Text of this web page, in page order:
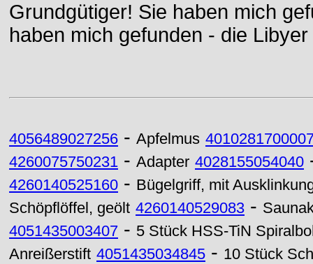
Grundgütiger! Sie haben mich
haben mich gefunden - die
4056489027256 - Apfelmus
4260075750231 - Adapter 4028155054040
4260140525160 - Bügelgriff, mit
Schöpflöffel, geölt 4260140529083 -
4051435003407 - 5 Stück HSS-TiN
Anreißerstift 4051435034845 - 10 Stück